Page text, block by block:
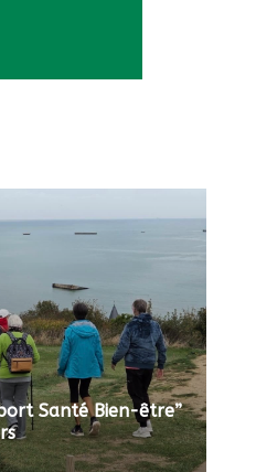
Santé Bien-être”